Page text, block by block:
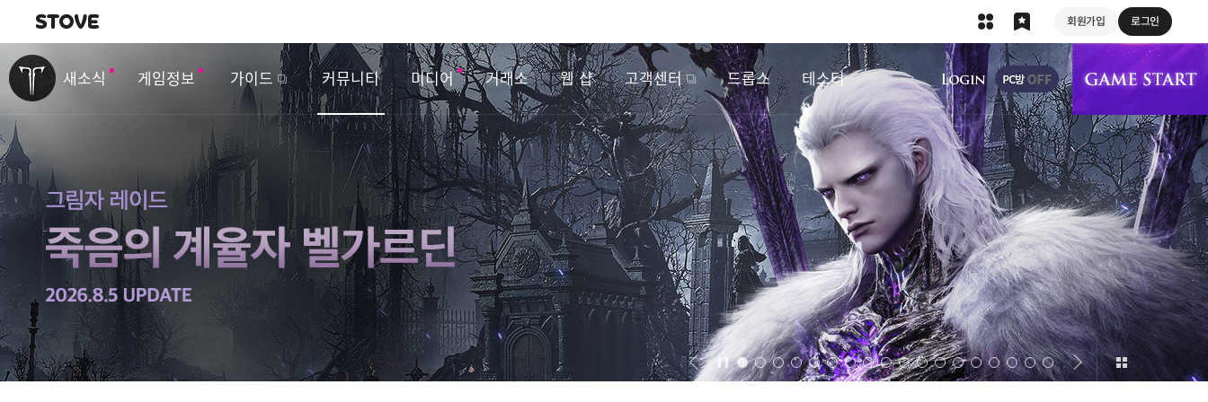
회원가입 로그인
내비게이션
새소식 게임정보 가이드 커뮤니티 미디어 거래소 웹 샵 고객센터 드롭스 테스터
상단 메뉴
벤
트
&
업
데
이
트